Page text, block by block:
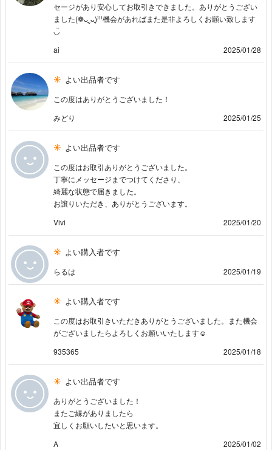
セージがあり安心してお取引きできました。ありがとうござい
ました(❁ᴗ͈ˬᴗ͈)⁾⁾⁾機会があればまた是非よろしくお願い致します
◡̈
ai
2025/01/28
よい出品者です
この度はありがとうございました！
みどり
2025/01/25
よい出品者です
この度はお取引ありがとうございました。
丁寧にメッセージまでつけてくださり、
綺麗な状態で届きました。
お譲りいただき、ありがとうございます。
Vivi
2025/01/20
よい購入者です
らるは 2025/01/19
よい購入者です
この度はお取引きいただきありがとうございました。また機会
がございましたらよろしくお願いいたします☺︎
935365
2025/01/18
よい出品者です
ありがとうございました！
またご縁がありましたら
宜しくお願いしたいと思います。
A
2025/01/02